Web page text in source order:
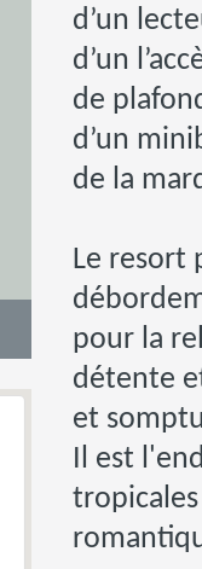
d’un
d’un
de
d’un
de la
Le resort
pour la
détente
et
Il est